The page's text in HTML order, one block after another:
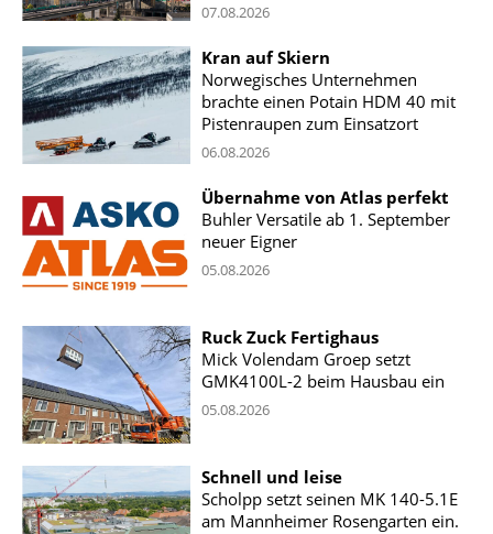
07.08.2026
Kran auf Skiern
Norwegisches Unternehmen
brachte einen Potain HDM 40 mit
Pistenraupen zum Einsatzort
06.08.2026
Übernahme von Atlas perfekt
Buhler Versatile ab 1. September
neuer Eigner
05.08.2026
Ruck Zuck Fertighaus
Mick Volendam Groep setzt
GMK4100L-2 beim Hausbau ein
05.08.2026
Schnell und leise
Scholpp setzt seinen MK 140-5.1E
am Mannheimer Rosengarten ein.